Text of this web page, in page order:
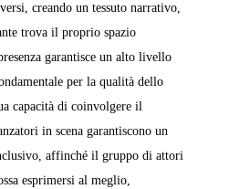
creando un tessuto narrativo,
trova il proprio spazio
garantisce un alto livello
per la qualità dello
capacità di coinvolgere il
in scena garantiscono un
affinché il gruppo di attori
esprimersi al meglio,